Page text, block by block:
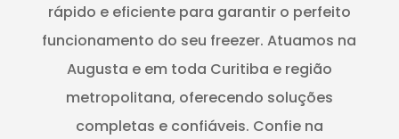
rápido e eficiente para garantir o perfeito
funcionamento do seu freezer. Atuamos na
Augusta e em toda Curitiba e região
metropolitana, oferecendo soluções
completas e confiáveis. Confie na